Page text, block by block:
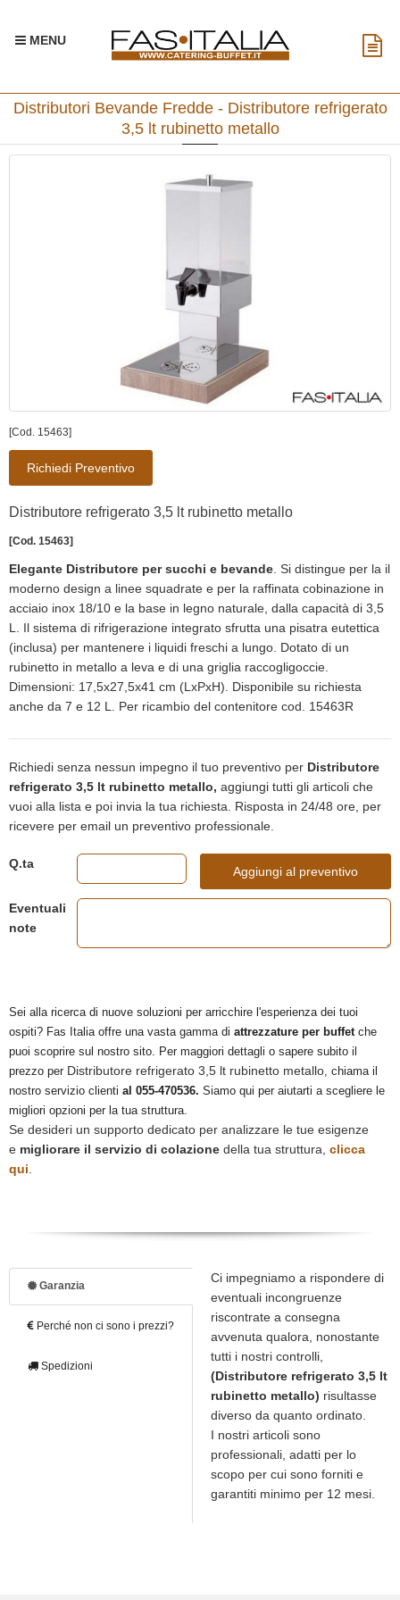
MENU
Distributori Bevande Fredde - Distributore refrigerato
3,5 lt rubinetto metallo
[Cod. 15463]
Richiedi Preventivo
Distributore refrigerato 3,5 lt rubinetto metallo
[Cod. 15463]
Elegante Distributore per succhi e bevande. Si distingue per la il
moderno design a linee squadrate e per la raffinata cobinazione in
acciaio inox 18/10 e la base in legno naturale, dalla capacità di 3,5
L. Il sistema di rifrigerazione integrato sfrutta una pisatra eutettica
(inclusa) per mantenere i liquidi freschi a lungo. Dotato di un
rubinetto in metallo a leva e di una griglia raccogligoccie.
Dimensioni: 17,5x27,5x41 cm (LxPxH). Disponibile su richiesta
anche da 7 e 12 L. Per ricambio del contenitore cod. 15463R
Richiedi senza nessun impegno il tuo preventivo per Distributore
refrigerato 3,5 lt rubinetto metallo, aggiungi tutti gli articoli che
vuoi alla lista e poi invia la tua richiesta. Risposta in 24/48 ore, per
ricevere per email un preventivo professionale.
Q.ta
Aggiungi al preventivo
Eventuali
note
Sei alla ricerca di nuove soluzioni per arricchire l'esperienza dei tuoi
ospiti? Fas Italia offre una vasta gamma di attrezzature per buffetche
puoi scoprire sul nostro sito. Per maggiori dettagli o sapere subito il
prezzo per Distributore refrigerato 3,5 lt rubinetto metallo, chiama il
nostro servizio clienti al 055-470536. Siamo qui per aiutarti a scegliere le
migliori opzioni per la tua struttura.
Se desideri un supporto dedicato per analizzare le tue esigenze
e migliorare il servizio di colazione della tua struttura, clicca
qui.
Garanzia
Perché non ci sono i prezzi?
Spedizioni
Ci impegniamo a rispondere di
eventuali incongruenze
riscontrate a consegna
avvenuta qualora, nonostante
tutti i nostri controlli,
(Distributore refrigerato 3,5 lt
rubinetto metallo) risultasse
diverso da quanto ordinato.
I nostri articoli sono
professionali, adatti per lo
scopo per cui sono forniti e
garantiti minimo per 12 mesi.